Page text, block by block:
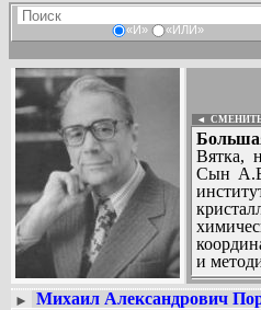
«И» «ИЛИ»
◄
Вятка,
Сын
и
многие
► Михаил Александрович